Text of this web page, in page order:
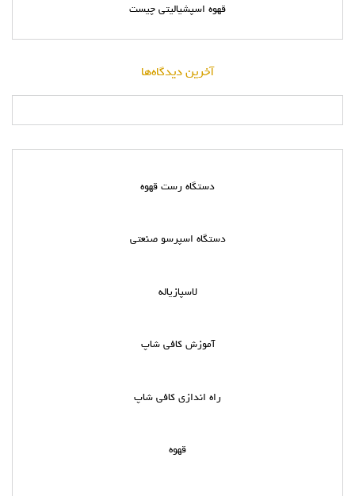
قهوه اسپشیالیتی چیست
آخرین دیدگاه‌ها
دستگاه رست قهوه
دستگاه اسپرسو صنعتی
لاسپازیاله
آموزش کافی شاپ
راه اندازی کافی شاپ
قهوه